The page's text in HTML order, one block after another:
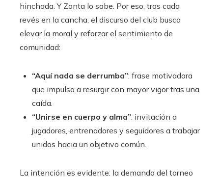
hinchada. Y Zonta lo sabe. Por eso, tras cada
revés en la cancha, el discurso del club busca
elevar la moral y reforzar el sentimiento de
comunidad:
“Aquí nada se derrumba”: frase motivadora
que impulsa a resurgir con mayor vigor tras una
caída.
“Unirse en cuerpo y alma”: invitación a
jugadores, entrenadores y seguidores a trabajar
unidos hacia un objetivo común.
La intención es evidente: la demanda del torneo